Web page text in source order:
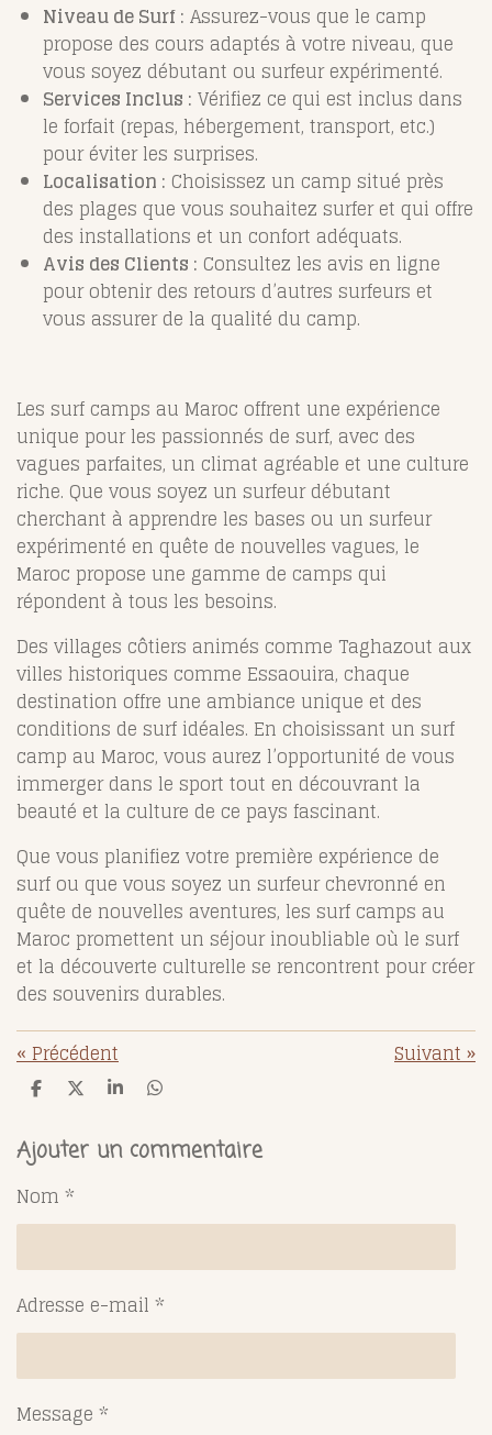
Niveau de Surf : Assurez-vous que le camp
propose des cours adaptés à votre niveau, que
vous soyez débutant ou surfeur expérimenté.
Services Inclus : Vérifiez ce qui est inclus dans
le forfait (repas, hébergement, transport, etc.)
pour éviter les surprises.
Localisation : Choisissez un camp situé près
des plages que vous souhaitez surfer et qui offre
des installations et un confort adéquats.
Avis des Clients : Consultez les avis en ligne
pour obtenir des retours d’autres surfeurs et
vous assurer de la qualité du camp.
Les surf camps au Maroc offrent une expérience
unique pour les passionnés de surf, avec des
vagues parfaites, un climat agréable et une culture
riche. Que vous soyez un surfeur débutant
cherchant à apprendre les bases ou un surfeur
expérimenté en quête de nouvelles vagues, le
Maroc propose une gamme de camps qui
répondent à tous les besoins.
Des villages côtiers animés comme Taghazout aux
villes historiques comme Essaouira, chaque
destination offre une ambiance unique et des
conditions de surf idéales. En choisissant un surf
camp au Maroc, vous aurez l’opportunité de vous
immerger dans le sport tout en découvrant la
beauté et la culture de ce pays fascinant.
Que vous planifiez votre première expérience de
surf ou que vous soyez un surfeur chevronné en
quête de nouvelles aventures, les surf camps au
Maroc promettent un séjour inoubliable où le surf
et la découverte culturelle se rencontrent pour créer
des souvenirs durables.
«Précédent Suivant»
P
t
a
e
r
P
t
a
r
P
t
a
r
P
t
a
r
Ajouter un commentaire
Nom *
Adresse e-mail *
Message *